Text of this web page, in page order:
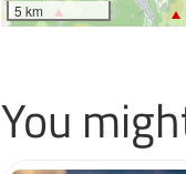
5 km
You